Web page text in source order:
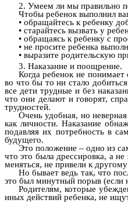
2. Умеем ли мы правильно
Чтобы ребенок выполнил
• обращайтесь к ребенку
• старайтесь вызвать у
• обращаясь к ребенку с
• не просите ребенка
• выразите родительскую
3. Наказание и поощрение.
Когда ребенок не
во что бы то ни стало
все дети трудные и без
что они делают и говорят,
трудностей.
Очень удобная, но
как личности. Наказание
подавляя их потребность в
будущего.
Это положение – одно из
что это была дрессировка, а
меняться, не привели к
Но бывает ведь так, что
это был минутный порыв (если
Родителям, которые
иных действий ребенка, не